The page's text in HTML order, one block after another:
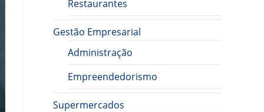
Restaurantes
Gestão Empresarial
Administração
Empreendedorismo
Supermercados